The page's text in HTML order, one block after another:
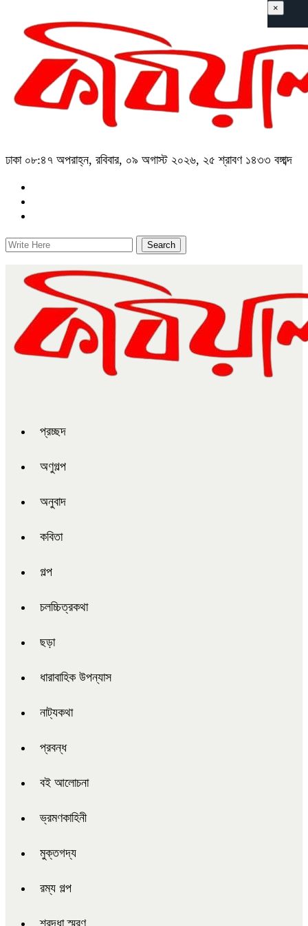
ঢাকা ০৮:৪৭ অপরাহ্ন, রবিবার, ০৯ অগাস্ট ২০২৬, ২৫ শ্রাবণ ১৪৩৩ বঙ্গাব্দ
প্রচ্ছদ
অণুগল্প
অনুবাদ
কবিতা
গল্প
চলচ্চিত্রকথা
ছড়া
ধারাবাহিক উপন্যাস
নাট্যকথা
প্রবন্ধ
বই আলোচনা
ভ্রমণকাহিনী
মুক্তগদ্য
রম্য গল্প
শ্রদ্ধা স্মরণ
×